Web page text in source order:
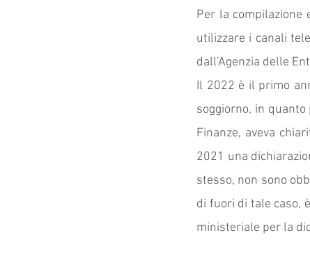
Per la compilazione
utilizzare i canali
dall’Agenzia delle
Il 2022 è il primo
soggiorno, in
Finanze, aveva
2021 una
stesso, non sono
di fuori di tale caso,
ministeriale per la